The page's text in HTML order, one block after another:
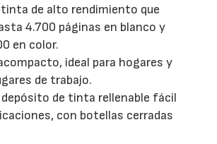
de alto rendimiento que
4.700 páginas en blanco y
en color.
ideal para hogares y
de trabajo.
de tinta rellenable fácil
con botellas cerradas